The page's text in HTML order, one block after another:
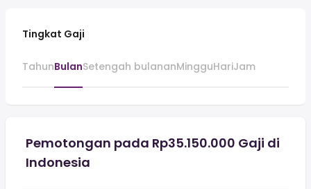
Tingkat Gaji
TahunBulanSetengah bulananMingguHariJam
Pemotongan pada Rp35.150.000 Gaji di
Indonesia